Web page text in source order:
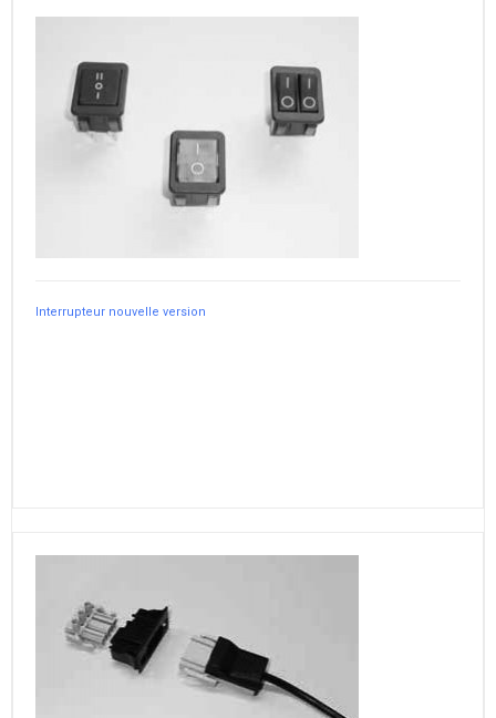
Interrupteur nouvelle version